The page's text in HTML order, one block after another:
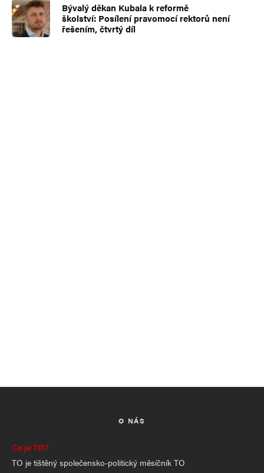
Bývalý děkan Kubala k reformě
školství: Posílení pravomocí rektorů není
řešením, čtvrtý díl
O NÁS
Co je TO?
TO je tištěný společensko-politický měsíčník TO